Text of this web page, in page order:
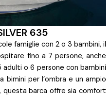
635
famiglie con 2 o 3 bambini, il
fino a 7 persone, anche
adulti o 6 persone con bambini
per l’ombra e un ampio
questa barca offre sia comfort